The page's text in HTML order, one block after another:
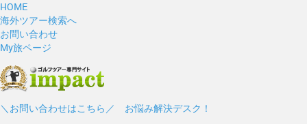
HOME
海外ツアー検索へ
お問い合わせ
My旅ページ
＼お問い合わせはこちら／ お悩み解決デスク！